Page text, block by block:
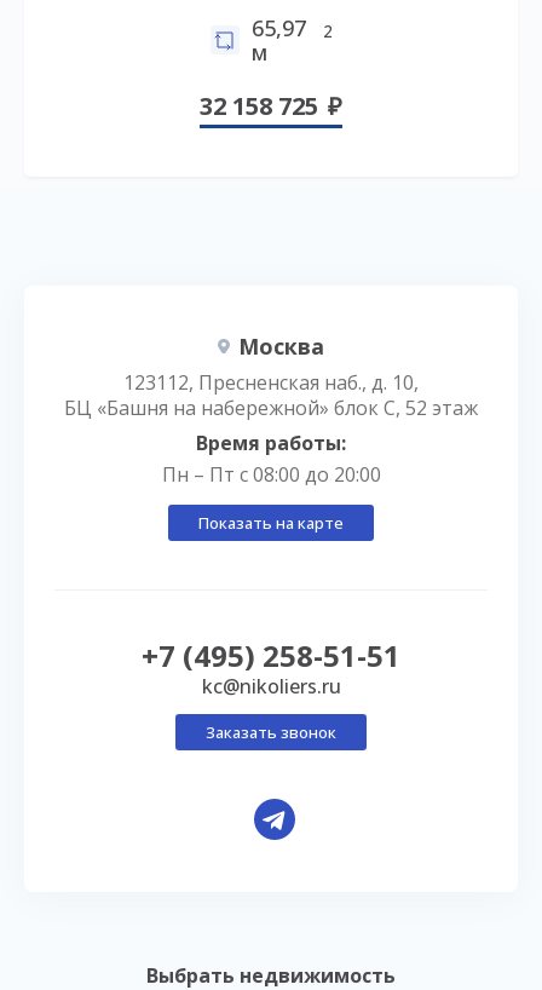
65,97
м
2
32 158 725
Выбрать недвижимость
Москва
123112, Пресненская наб., д. 10,
БЦ «Башня на набережной» блок С, 52 этаж
Время работы:
Пн – Пт с 08:00 до 20:00
Показать на карте
+7 (495) 258-51-51
kc@nikoliers.ru
Заказать звонок